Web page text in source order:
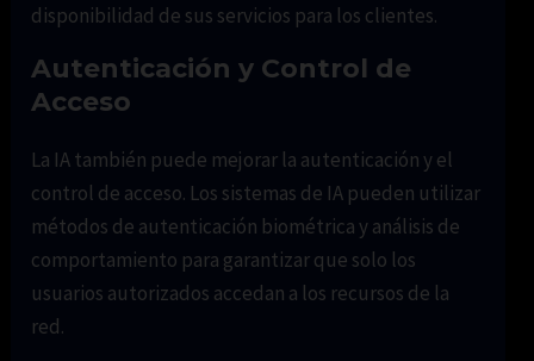
disponibilidad de sus servicios para los clientes.
Autenticación y Control de
Acceso
La IA también puede mejorar la autenticación y el
control de acceso. Los sistemas de IA pueden utilizar
métodos de autenticación biométrica y análisis de
comportamiento para garantizar que solo los
usuarios autorizados accedan a los recursos de la
red.